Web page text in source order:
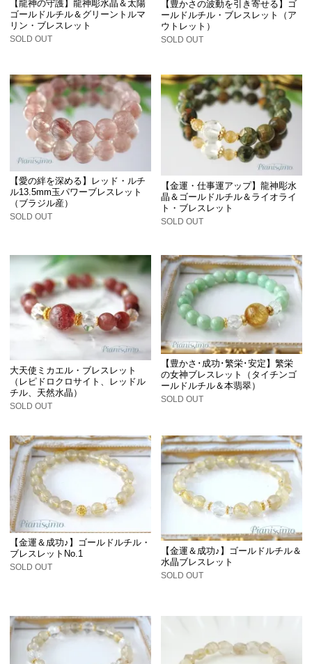
【龍神の守護】龍神彫水晶＆太陽
ゴールドルチル＆グリーントルマ
リン・ブレスレット
SOLD OUT
【豊かさの波動を引き寄せる】ゴ
ールドルチル・ブレスレット（ア
ウトレット）
SOLD OUT
【愛の絆を深める】レッド・ルチ
ル13.5mm玉パワーブレスレット
（ブラジル産）
SOLD OUT
【金運・仕事運アップ】龍神彫水
晶＆ゴールドルチル＆ライオライ
ト・ブレスレット
SOLD OUT
大天使ミカエル・ブレスレット
（レピドロクロサイト、レッドル
チル、天然水晶）
SOLD OUT
【豊かさ･成功･繁栄･安定】繁栄
の女神ブレスレット（タイチンゴ
ールドルチル＆本翡翠）
SOLD OUT
【金運＆成功♪】ゴールドルチル・
ブレスレットNo.1
SOLD OUT
【金運＆成功♪】ゴールドルチル＆
水晶ブレスレット
SOLD OUT